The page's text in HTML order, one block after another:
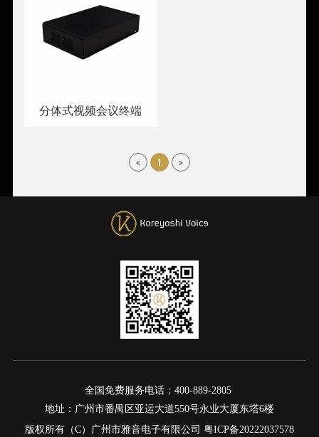
分体式视频会议终端
< 1 >
全国免费服务电话：400-889-2805
地址：广州市番禺区亚运大道550号永业大厦东塔6楼
版权所有（C）广州市雅音电子有限公司 粤ICP备20222037578